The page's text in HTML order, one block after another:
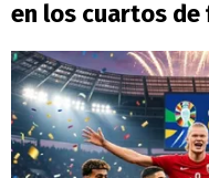
en los cuartos de